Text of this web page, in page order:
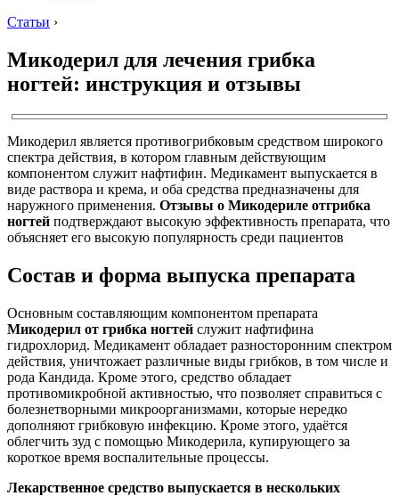
Статьи ›
Микодерил для лечения грибка
ногтей: инструкция и отзывы
Микодерил является противогрибковым средством широкого
спектра действия, в котором главным действующим
компонентом служит нафтифин. Медикамент выпускается в
виде раствора и крема, и оба средства предназначены для
наружного применения. Отзывы о Микодериле отгрибка
ногтей подтверждают высокую эффективность препарата, что
объясняет его высокую популярность среди пациентов
Состав и форма выпуска препарата
Основным составляющим компонентом препарата
Микодерил от грибка ногтей служит нафтифина
гидрохлорид. Медикамент обладает разносторонним спектром
действия, уничтожает различные виды грибков, в том числе и
рода Кандида. Кроме этого, средство обладает
противомикробной активностью, что позволяет справиться с
болезнетворными микроорганизмами, которые нередко
дополняют грибковую инфекцию. Кроме этого, удаётся
облегчить зуд с помощью Микодерила, купирующего за
короткое время воспалительные процессы.
Лекарственное средство выпускается в нескольких